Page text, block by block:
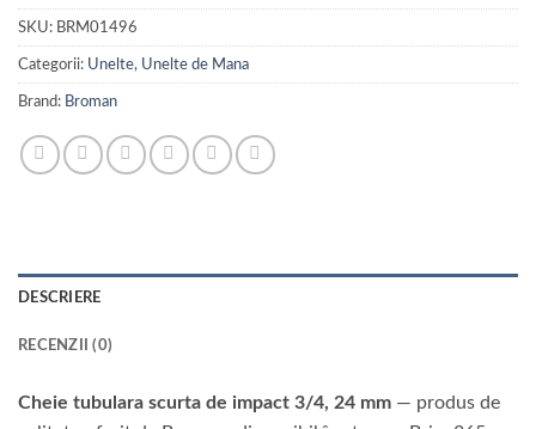
SKU: BRM01496
Categorii: Unelte, Unelte de Mana
Brand: Broman
DESCRIERE
RECENZII (0)
Cheie tubulara scurta de impact 3/4, 24 mm — produs de